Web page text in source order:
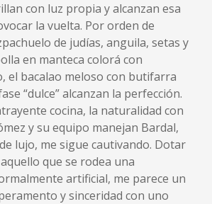
con luz propia y alcanzan esa
la vuelta. Por orden de
de judías, anguila, setas y
en manteca colorá con
el bacalao meloso con butifarra
“dulce” alcanzan la perfección.
cocina, la naturalidad con
y su equipo manejan Bardal,
lujo, me sigue cautivando. Dotar
que se rodea una
artificial, me parece un
y sinceridad con uno